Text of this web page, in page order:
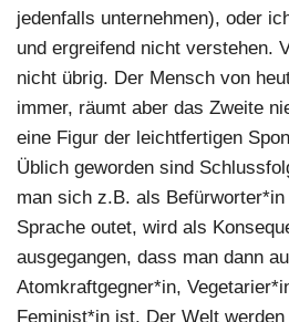
jedenfalls unternehmen), oder
und ergreifend nicht verstehen.
nicht übrig. Der Mensch von
immer, räumt aber das Zweite
eine Figur der leichtfertigen
Üblich geworden sind
man sich z.B. als
Sprache outet, wird als
ausgegangen, dass man dann
Atomkraftgegner*in,
Feminist*in ist. Der Welt